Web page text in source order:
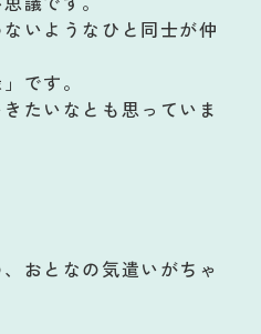
いようなひと同士が仲
です。
たいなとも思っていま
おとなの気遣いがちゃ